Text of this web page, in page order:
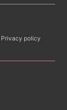
Privacy policy